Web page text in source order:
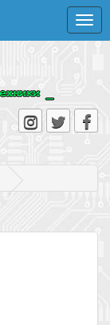
Toggle